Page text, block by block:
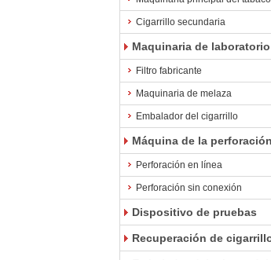
Cigarrillo secundaria
Maquinaria de laboratorio
Filtro fabricante
Maquinaria de melaza
Embalador del cigarrillo
Máquina de la perforación
Perforación en línea
Perforación sin conexión
Dispositivo de pruebas
Recuperación de